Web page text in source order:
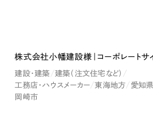
株式会社小幡建設様｜コーポレートサ
建設・建築
建築（注文住宅など）
工務店・ハウスメーカー
東海地方
愛知県
岡崎市